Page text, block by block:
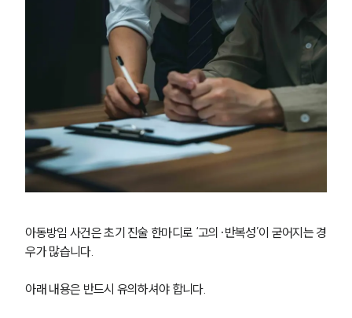
아동방임 사건은 초기 진술 한마디로 ‘고의·반복성’이 굳어지는 경
우가 많습니다.
아래 내용은 반드시 유의하셔야 합니다.